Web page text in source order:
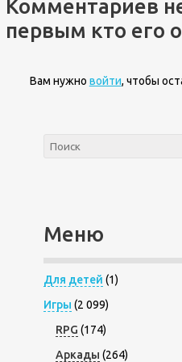
Комментариев
первым кто его
Вам нужно войти, чтобы
Меню
Для детей (1)
Игры (2 099)
RPG (174)
Аркады (264)